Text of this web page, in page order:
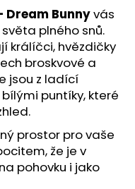
Dream Bunnyvás
plného snů.
králíčci, hvězdičky
broskvové a
jsou z ladící
bílými puntíky, které
prostor pro vaše
že je v
pohovku i jako